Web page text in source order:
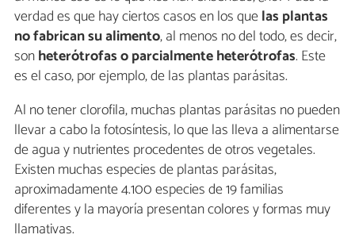
verdad es que hay ciertos casos en los quelas plantas
no fabrican su alimento, al menos no del todo, es decir,
sonheterótrofas o parcialmente heterótrofas. Este
es el caso, por ejemplo, de las plantas parásitas.
Al no tener clorofila, muchas plantas parásitas no pueden
llevar a cabo la fotosíntesis, lo que las lleva a alimentarse
de agua y nutrientes procedentes de otros vegetales.
Existen muchas especies de plantas parásitas,
aproximadamente 4.100 especies de 19 familias
diferentes y la mayoría presentan colores y formas muy
llamativas.